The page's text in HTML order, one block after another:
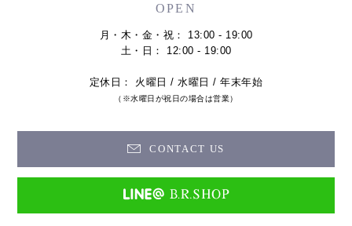
OPEN
月・木・金・祝： 13:00 - 19:00
土・日： 12:00 - 19:00
定休日： 火曜日 / 水曜日 / 年末年始
（※水曜日が祝日の場合は営業）
CONTACT US